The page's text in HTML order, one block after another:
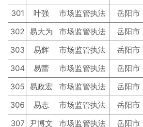
301
叶强 市场监管执法 岳阳市
302 易大为 市场监管执法 岳阳市
303
易辉 市场监管执法 岳阳市
304
易蕾 市场监管执法 岳阳市
305 易政宏 市场监管执法 岳阳市
306
易志 市场监管执法 岳阳市
307 尹博文 市场监管执法 岳阳市